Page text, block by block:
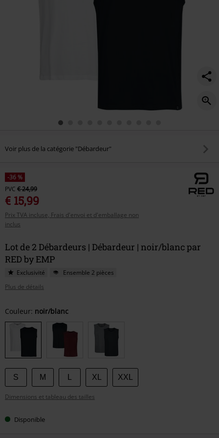
Voir plus de la catégorie "Débardeur"
-36 %
PVC € 24,99
€ 15,99
Prix TVA incluse, Frais d'envoi et d'emballage non
inclus
Lot de 2 Débardeurs | Débardeur | noir/blanc par
RED by EMP
Exclusivité
Ensemble 2 pièces
Plus de détails
Choisissez
votre
taille
Couleur: noir/blanc
S M XL XXL
Dimensions et tableau des tailles
Disponible